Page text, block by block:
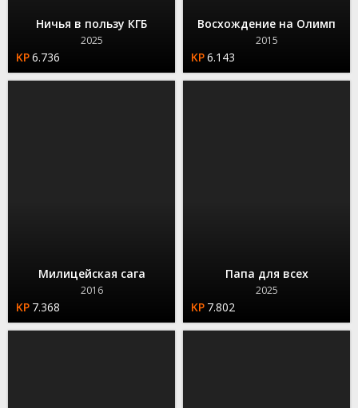
Ничья в пользу КГБ
2025
6.736
Восхождение на Олимп
2015
6.143
Милицейская сага
2016
7.368
Папа для всех
2025
7.802